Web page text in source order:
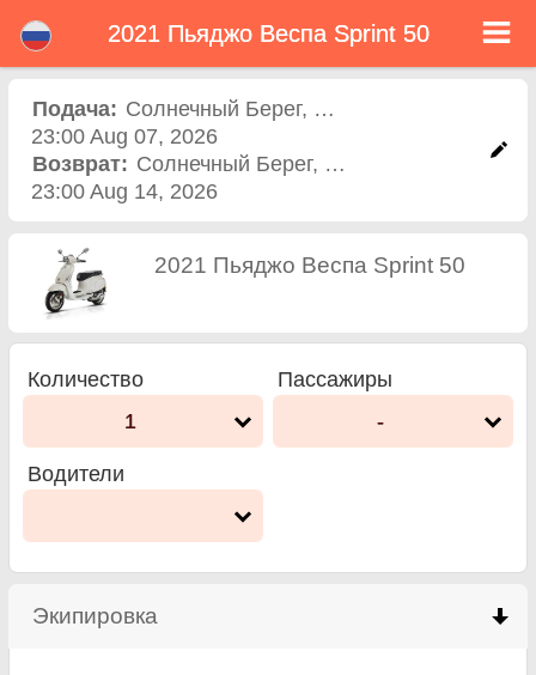
2021 Пьяджо Веспа
Sprint 50 прокат скутера
в солнечный берег
2021 Пьяджо Веспа Sprint 50
Подача: Солнечный Берег, Гостиница
23:00 Aug 07, 2026
Возврат: Солнечный Берег, Гостиница
23:00 Aug 14, 2026
2021 Пьяджо Веспа Sprint 50
Количество
1
Пассажиры
-
Водители
Экипировка